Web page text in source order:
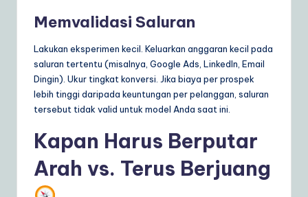
Memvalidasi Saluran
Lakukan eksperimen kecil. Keluarkan anggaran kecil pada
saluran tertentu (misalnya, Google Ads, LinkedIn, Email
Dingin). Ukur tingkat konversi. Jika biaya per prospek
lebih tinggi daripada keuntungan per pelanggan, saluran
tersebut tidak valid untuk model Anda saat ini.
Kapan Harus Berputar
Arah vs. Terus Berjuang